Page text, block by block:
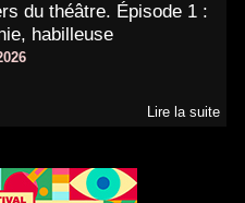
du théâtre. Épisode 1 :
habilleuse
Lire la suite